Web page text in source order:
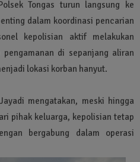
Tongas turun langsung ke
dalam koordinasi pencarian
kepolisian aktif melakukan
di sepanjang aliran
lokasi korban hanyut.
mengatakan, meski hingga
pihak keluarga, kepolisian tetap
bergabung dalam operasi